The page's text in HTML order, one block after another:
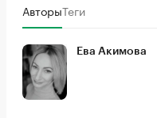
АвторыТеги
Ева Акимова